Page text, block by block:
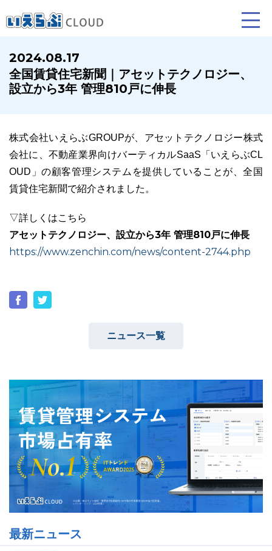
賃貸仲介 売買仲介
ホームページ制作について プラン紹介･制作の流れ
ニュース一覧 お役立ちブログ 資料ダウンロード
特長 サービス一覧
2024.08.17
全国賃貸住宅新聞｜アセットテクノロジー、
設立から3年 管理810戸に伸長
株式会社いえらぶGROUPが、アセットテクノロジー株式
会社に、不動産業界向けバーティカルSaaS「いえらぶCL
OUD」の顧客管理システムを提供していることが、全国
賃貸住宅新聞で紹介されました。
▽詳しくはこちら
アセットテクノロジー、設立から3年 管理810戸に伸長
https://www.zenchin.com/news/content-2744.php
ニュース一覧
最新ニュース